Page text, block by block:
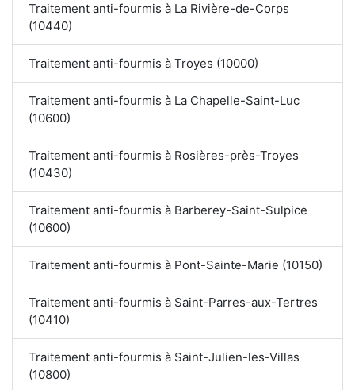
Traitement anti-fourmis à La Rivière-de-Corps
(10440)
Traitement anti-fourmis à Troyes (10000)
Traitement anti-fourmis à La Chapelle-Saint-Luc
(10600)
Traitement anti-fourmis à Rosières-près-Troyes
(10430)
Traitement anti-fourmis à Barberey-Saint-Sulpice
(10600)
Traitement anti-fourmis à Pont-Sainte-Marie (10150)
Traitement anti-fourmis à Saint-Parres-aux-Tertres
(10410)
Traitement anti-fourmis à Saint-Julien-les-Villas
(10800)